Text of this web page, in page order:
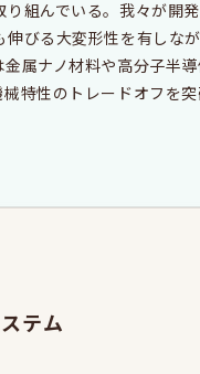
組んでいる。我々が開
びる大変形性を有しなが
属ナノ材料や高分子半
特性のトレードオフを
テム